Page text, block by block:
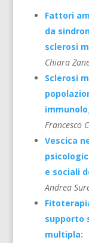
Fattori
da
sclerosi
Chiara
Sclerosi
Francesco
Vescica
e sociali
Andrea
supporto
multipla: